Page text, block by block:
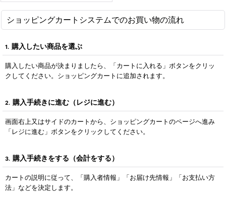
ショッピングカートシステムでのお買い物の流れ
1. 購入したい商品を選ぶ
購入したい商品が決まりましたら、「カートに入れる」ボタンをクリッ
クしてください。ショッピングカートに追加されます。
2. 購入手続きに進む（レジに進む）
画面右上又はサイドのカートから、ショッピングカートのページへ進み
「レジに進む」ボタンをクリックしてください。
3. 購入手続きをする（会計をする）
カートの説明に従って、「購入者情報」「お届け先情報」「お支払い方
法」などを決定します。